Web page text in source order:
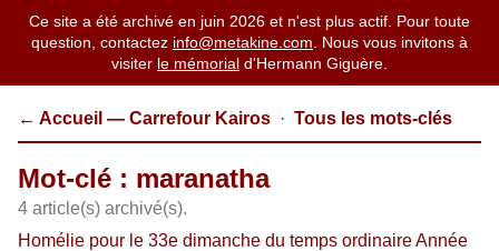
Ce site a été archivé en juin 2026 et n'est plus actif. Pour toute
question, contactez info@metakine.com . Nous vous invitons à
visiter le mémorial d'Hermann Giguère.
← Accueil — Carrefour Kairos · Tous les mots-clés
Mot-clé : maranatha
4 article(s) archivé(s).
Homélie pour le 33e dimanche du temps ordinaire Année